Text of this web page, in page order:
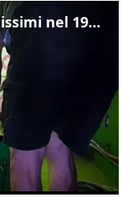
Ecco il tanko usato dai Serenissimi nel 1997 per il blitz a San Marco